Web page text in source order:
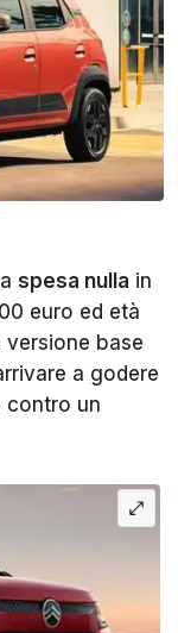
spesa nulla in
euro ed età
base
a godere
contro un